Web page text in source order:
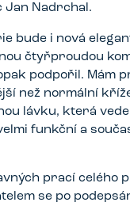
Jan Nadrchal.
bude i nová
čtyřproudou
podpořil. Mám
než normální
lávku, která
funkční a
prací celého
se po